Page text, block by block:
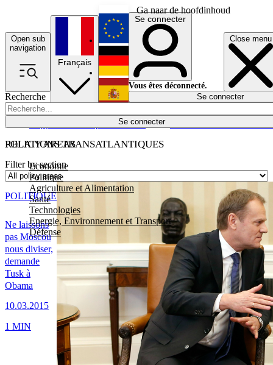
Ga naar de hoofdinhoud
Open sub
navigation
Close menu
Recherche
Se connecter
POLICY AREAS
Economie
Politique
Agriculture et Alimentation
Santé
Technologies
Energie, Environnement et Transport
Défense
Économie
Français
English
Deutsch
Español
Se connecter
Vous êtes déconnecté.
Se connecter
RELATIONS TRANSATLANTIQUES
Filter by section
Ne laissons
pas Moscou
nous diviser,
demande
Tusk à
Obama
10.03.2015
POLITIQUE
1 MIN